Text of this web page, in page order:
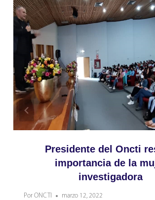
Presidente del Oncti
importancia de la
investigadora
Por ONCTI marzo 12, 2022